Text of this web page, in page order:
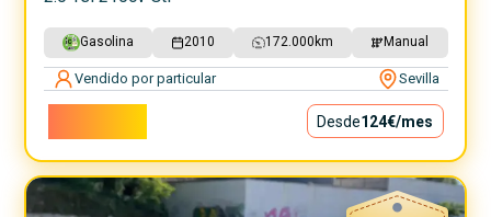
Gasolina 2010 172.000 km Manual
Vendido por particular Sevilla
Desde124€/mes